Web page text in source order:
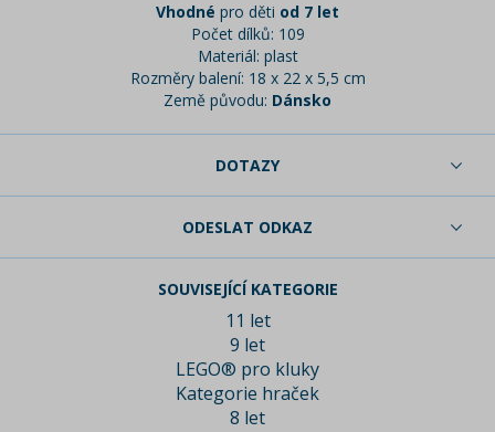
Vhodné pro děti od 7 let
Počet dílků: 109
Materiál: plast
Rozměry balení: 18 x 22 x 5,5 cm
Země původu: Dánsko
DOTAZY
ODESLAT ODKAZ
SOUVISEJÍCÍ KATEGORIE
11 let
9 let
LEGO® pro kluky
Kategorie hraček
8 let